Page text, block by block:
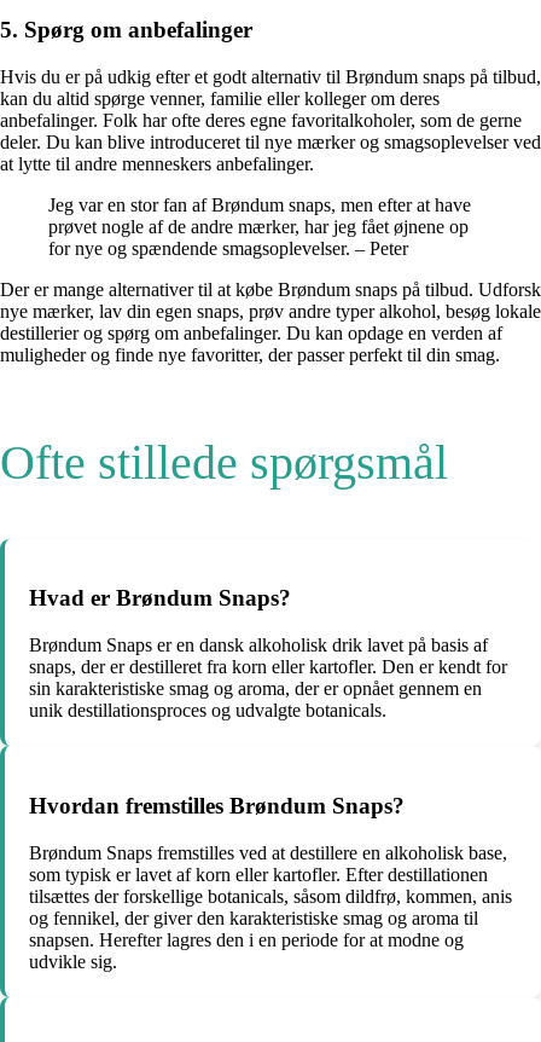
5. Spørg om anbefalinger
Hvis du er på udkig efter et godt alternativ til Brøndum snaps på tilbud,
kan du altid spørge venner, familie eller kolleger om deres
anbefalinger. Folk har ofte deres egne favoritalkoholer, som de gerne
deler. Du kan blive introduceret til nye mærker og smagsoplevelser ved
at lytte til andre menneskers anbefalinger.
Jeg var en stor fan af Brøndum snaps, men efter at have
prøvet nogle af de andre mærker, har jeg fået øjnene op
for nye og spændende smagsoplevelser. – Peter
Der er mange alternativer til at købe Brøndum snaps på tilbud. Udforsk
nye mærker, lav din egen snaps, prøv andre typer alkohol, besøg lokale
destillerier og spørg om anbefalinger. Du kan opdage en verden af ​​
muligheder og finde nye favoritter, der passer perfekt til din smag.
Ofte stillede spørgsmål
Hvad er Brøndum Snaps?
Brøndum Snaps er en dansk alkoholisk drik lavet på basis af
snaps, der er destilleret fra korn eller kartofler. Den er kendt for
sin karakteristiske smag og aroma, der er opnået gennem en
unik destillationsproces og udvalgte botanicals.
Hvordan fremstilles Brøndum Snaps?
Brøndum Snaps fremstilles ved at destillere en alkoholisk base,
som typisk er lavet af korn eller kartofler. Efter destillationen
tilsættes der forskellige botanicals, såsom dildfrø, kommen, anis
og fennikel, der giver den karakteristiske smag og aroma til
snapsen. Herefter lagres den i en periode for at modne og
udvikle sig.